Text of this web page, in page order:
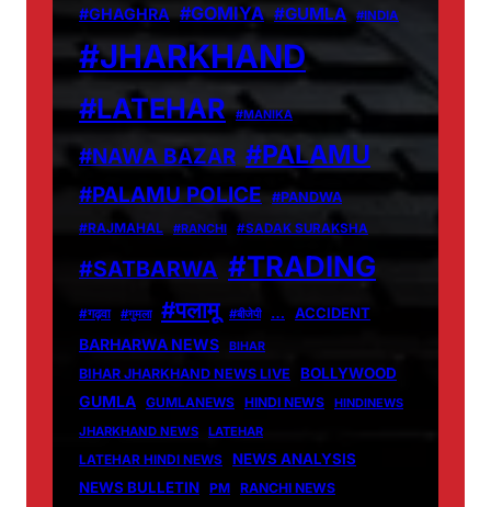
#GHAGHRA #GOMIYA #GUMLA #INDIA
#JHARKHAND
#LATEHAR #MANIKA
#NAWA BAZAR #PALAMU
#PALAMU POLICE
#PANDWA
#RAJMAHAL
#RANCHI #SADAK SURAKSHA
#SATBARWA #TRADING
#गढ़वा #गुमला #पलामू #बीजेपी … ACCIDENT
BARHARWA NEWS BIHAR
BIHAR JHARKHAND NEWS LIVE BOLLYWOOD
GUMLA GUMLANEWS HINDI NEWS
HINDINEWS
JHARKHAND NEWS
LATEHAR
LATEHAR HINDI NEWS
NEWS ANALYSIS
NEWS BULLETIN PM RANCHI NEWS